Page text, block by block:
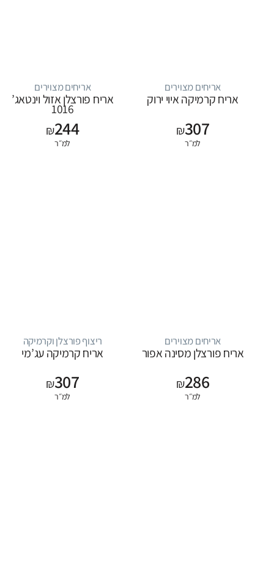
אריחים מצוירים
אריח קרמיקה איוי ירוק
₪307
למ״ר
אריחים מצוירים
אריח פורצלן אזול וינטאג’
1016
₪244
למ״ר
אריחים מצוירים
אריח פורצלן מסינה אפור
₪286
למ״ר
ריצוף פורצלן וקרמיקה
אריח קרמיקה עג’מי
₪307
למ״ר